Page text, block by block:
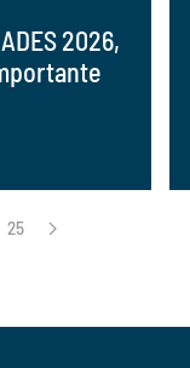
2026,
25